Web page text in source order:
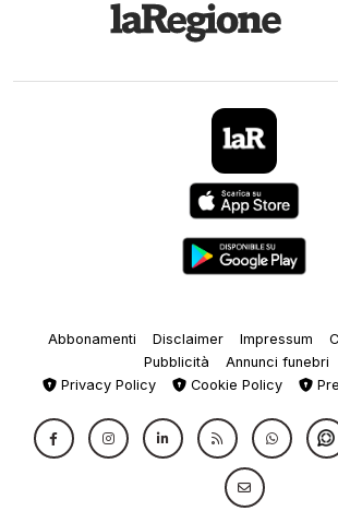
Abbonamenti Disclaimer Impressum
Pubblicità
Annunci funebri
Privacy Policy
Cookie Policy